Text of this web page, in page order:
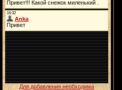
Для добавления необходима